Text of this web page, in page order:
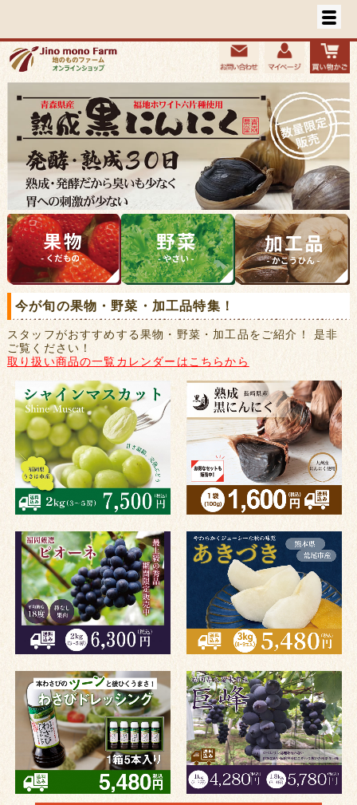
今が旬の果物・野菜・加工品特集！
スタッフがおすすめする果物・野菜・加工品をご紹介！ 是非
ご覧ください！
取り扱い商品の一覧カレンダーはこちらから